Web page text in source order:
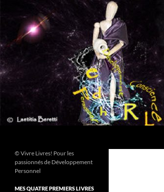
contenu
© Vivre Livres! Pour les
passionnés de Développement
Personnel
MES QUATRE PREMIERS LIVRES